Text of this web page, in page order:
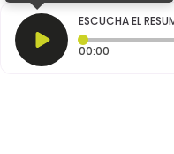
ESCUCHA EL
00:00 Tiempo